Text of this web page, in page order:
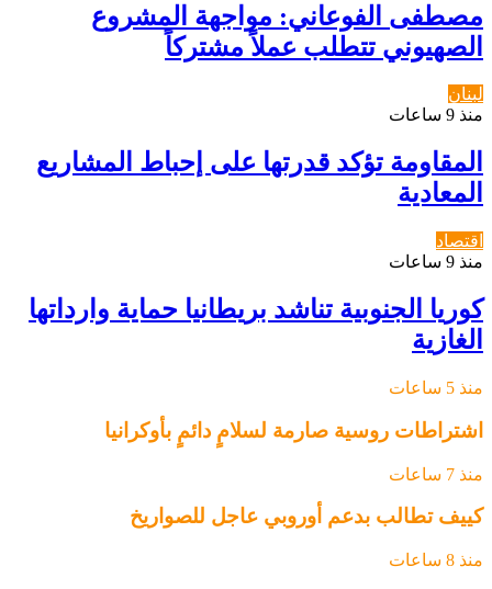
مصطفى الفوعاني: مواجهة المشروع
الصهيوني تتطلب عملاً مشتركاً
لبنان
منذ 9 ساعات
المقاومة تؤكد قدرتها على إحباط المشاريع
المعادية
اقتصاد
منذ 9 ساعات
كوريا الجنوبية تناشد بريطانيا حماية وارداتها
الغازية
منذ 5 ساعات
اشتراطات روسية صارمة لسلامٍ دائمٍ بأوكرانيا
منذ 7 ساعات
كييف تطالب بدعم أوروبي عاجل للصواريخ
منذ 8 ساعات